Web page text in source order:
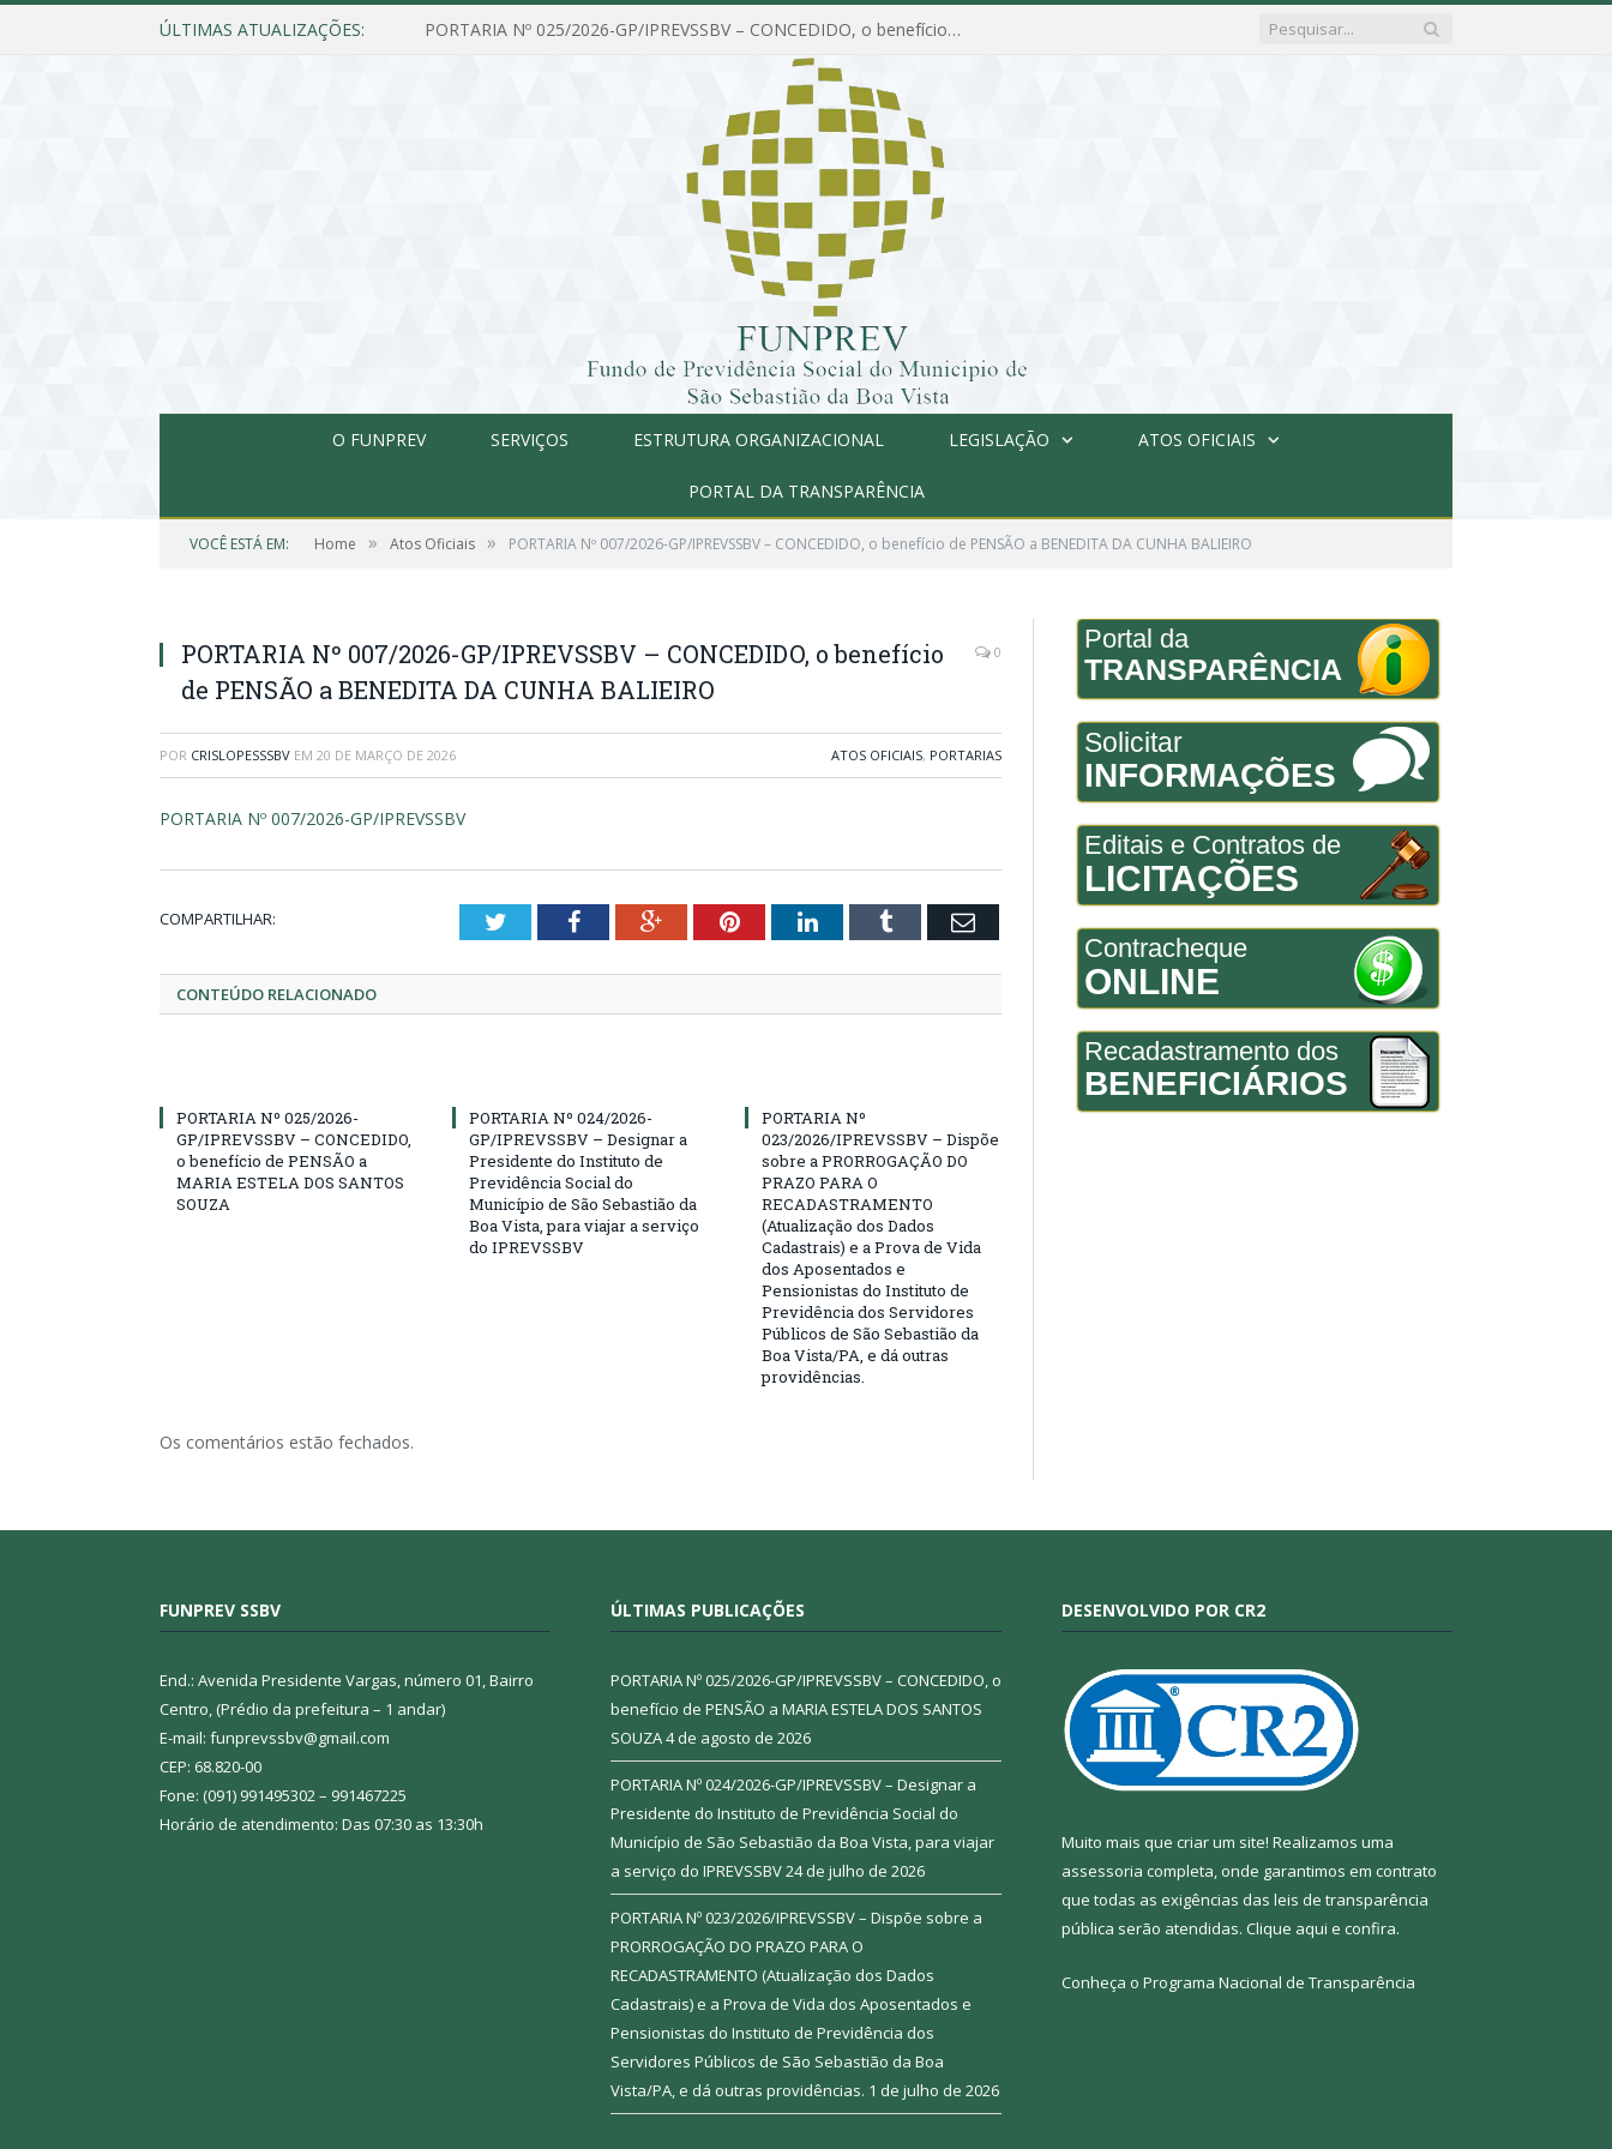
ÚLTIMAS ATUALIZAÇÕES: PORTARIA Nº 025/2026-GP/IPREVSSBV – CONCEDIDO, o benefício de PENSÃO a MARIA ESTELA DOS SANTOS SOUZA
O FUNPREV SERVIÇOS ESTRUTURA ORGANIZACIONAL LEGISLAÇÃO ATOS OFICIAIS
PORTAL DA TRANSPARÊNCIA
VOCÊ ESTÁ EM: Home » Atos Oficiais » PORTARIA Nº 007/2026-GP/IPREVSSBV – CONCEDIDO, o benefício de PENSÃO a BENEDITA DA CUNHA BALIEIRO
PORTARIA Nº 007/2026-GP/IPREVSSBV – CONCEDIDO, o benefício
de PENSÃO a BENEDITA DA CUNHA BALIEIRO
0
POR CRISLOPESSSBV EM 20 DE MARÇO DE 2026 ATOS OFICIAIS, PORTARIAS
PORTARIA Nº 007/2026-GP/IPREVSSBV
COMPARTILHAR: TwitterFacebookGoogle+PinterestLinkedInTumblr Email
CONTEÚDO RELACIONADO
PORTARIA Nº 025/2026-
GP/IPREVSSBV – CONCEDIDO,
o benefício de PENSÃO a
MARIA ESTELA DOS SANTOS
SOUZA
PORTARIA Nº 024/2026-
GP/IPREVSSBV – Designar a
Presidente do Instituto de
Previdência Social do
Município de São Sebastião da
Boa Vista, para viajar a serviço
do IPREVSSBV
PORTARIA Nº
023/2026/IPREVSSBV – Dispõe
sobre a PRORROGAÇÃO DO
PRAZO PARA O
RECADASTRAMENTO
(Atualização dos Dados
Cadastrais) e a Prova de Vida
dos Aposentados e
Pensionistas do Instituto de
Previdência dos Servidores
Públicos de São Sebastião da
Boa Vista/PA, e dá outras
providências.
Os comentários estão fechados.
Portal da
TRANSPARÊNCIA
Solicitar
INFORMAÇÕES
Editais e Contratos de
LICITAÇÕES
Contracheque
ONLINE
Recadastramento dos
BENEFICIÁRIOS
FUNPREV SSBV
End.: Avenida Presidente Vargas, número 01, Bairro
Centro, (Prédio da prefeitura – 1 andar)
E-mail: funprevssbv@gmail.com
CEP: 68.820-00
Fone: (091) 991495302 – 991467225
Horário de atendimento: Das 07:30 as 13:30h
ÚLTIMAS PUBLICAÇÕES
PORTARIA Nº 025/2026-GP/IPREVSSBV – CONCEDIDO, o
benefício de PENSÃO a MARIA ESTELA DOS SANTOS
SOUZA4 de agosto de 2026
PORTARIA Nº 024/2026-GP/IPREVSSBV – Designar a
Presidente do Instituto de Previdência Social do
Município de São Sebastião da Boa Vista, para viajar
a serviço do IPREVSSBV24 de julho de 2026
PORTARIA Nº 023/2026/IPREVSSBV – Dispõe sobre a
PRORROGAÇÃO DO PRAZO PARA O
RECADASTRAMENTO (Atualização dos Dados
Cadastrais) e a Prova de Vida dos Aposentados e
Pensionistas do Instituto de Previdência dos
Servidores Públicos de São Sebastião da Boa
Vista/PA, e dá outras providências. 1 de julho de 2026
DESENVOLVIDO POR CR2
Muito mais que criar um site! Realizamos uma
assessoria completa, onde garantimos em contrato
que todas as exigências das leis de transparência
pública serão atendidas. Clique aqui e confira.
Conheça o Programa Nacional de Transparência